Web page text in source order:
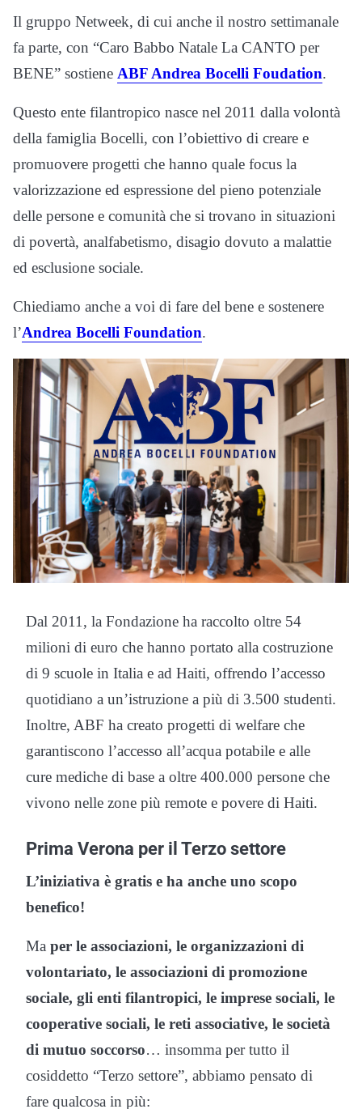
Il gruppo Netweek, di cui anche il nostro settimanale
fa parte, con “Caro Babbo Natale La CANTO per
BENE” sostiene ABF Andrea Bocelli Foudation.
Questo ente filantropico nasce nel 2011 dalla volontà
della famiglia Bocelli, con l’obiettivo di creare e
promuovere progetti che hanno quale focus la
valorizzazione ed espressione del pieno potenziale
delle persone e comunità che si trovano in situazioni
di povertà, analfabetismo, disagio dovuto a malattie
ed esclusione sociale.
Chiediamo anche a voi di fare del bene e sostenere
l’Andrea Bocelli Foundation.
Dal 2011, la Fondazione ha raccolto oltre 54
milioni di euro che hanno portato alla costruzione
di 9 scuole in Italia e ad Haiti, offrendo l’accesso
quotidiano a un’istruzione a più di 3.500 studenti.
Inoltre, ABF ha creato progetti di welfare che
garantiscono l’accesso all’acqua potabile e alle
cure mediche di base a oltre 400.000 persone che
vivono nelle zone più remote e povere di Haiti.
Prima Verona per il Terzo settore
L’iniziativa è gratis e ha anche uno scopo
benefico!
Ma per le associazioni, le organizzazioni di
volontariato, le associazioni di promozione
sociale, gli enti filantropici, le imprese sociali, le
cooperative sociali, le reti associative, le società
di mutuo soccorso… insomma per tutto il
cosiddetto “Terzo settore”, abbiamo pensato di
fare qualcosa in più: